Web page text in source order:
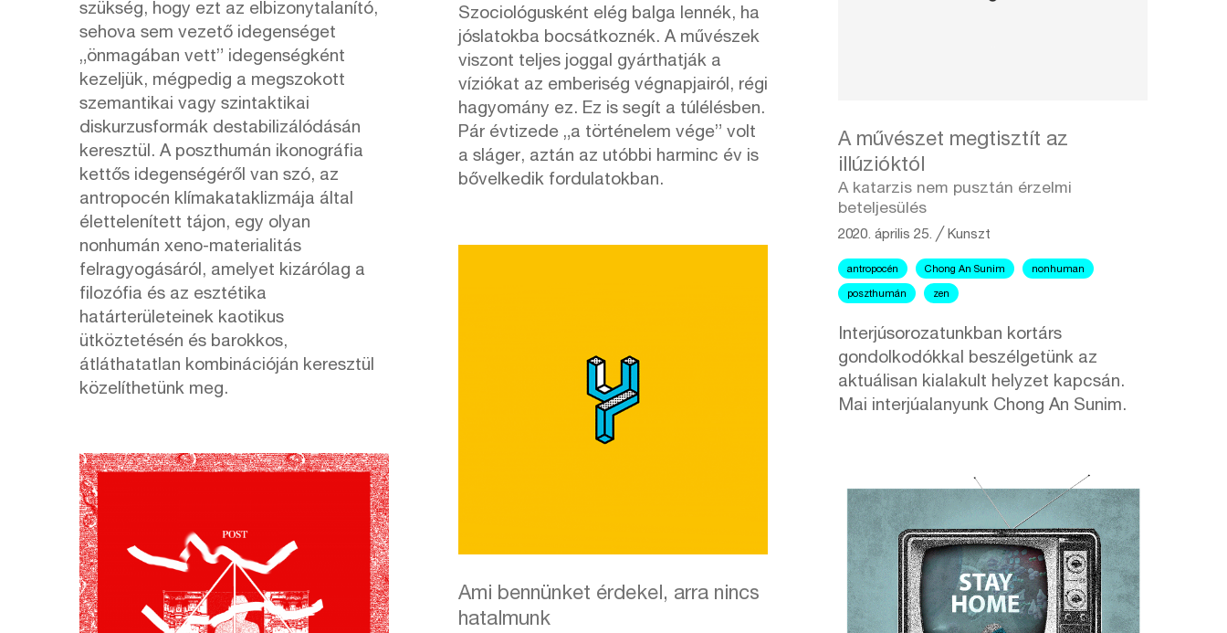
szükség, hogy ezt az elbizonytalanító,
sehova sem vezető idegenséget
„önmagában vett” idegenségként
kezeljük, mégpedig a megszokott
szemantikai vagy szintaktikai
diskurzusformák destabilizálódásán
keresztül. A poszthumán ikonográfia
kettős idegenségéről van szó, az
antropocén klímakataklizmája által
élettelenített tájon, egy olyan
nonhumán xeno-materialitás
felragyogásáról, amelyet kizárólag a
filozófia és az esztétika
határterületeinek kaotikus
ütköztetésén és barokkos,
átláthatatlan kombinációján keresztül
közelíthetünk meg.
Szociológusként elég balga lennék, ha
jóslatokba bocsátkoznék. A művészek
viszont teljes joggal gyárthatják a
víziókat az emberiség végnapjairól, régi
hagyomány ez. Ez is segít a túlélésben.
Pár évtizede „a történelem vége” volt
a sláger, aztán az utóbbi harminc év is
bővelkedik fordulatokban.
Ami bennünket érdekel, arra nincs
hatalmunk
A művészet megtisztít az
illúzióktól
A katarzis nem pusztán érzelmi
beteljesülés
2020. április 25. ╱ Kunszt
antropocén Chong An Sunim nonhuman
poszthumán zen
Interjúsorozatunkban kortárs
gondolkodókkal beszélgetünk az
aktuálisan kialakult helyzet kapcsán.
Mai interjúalanyunk Chong An Sunim.